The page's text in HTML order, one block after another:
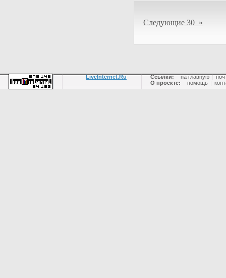
Следующие 30 »
LiveInternet.Ru Ссылки: на главную |
О проекте:
помощь